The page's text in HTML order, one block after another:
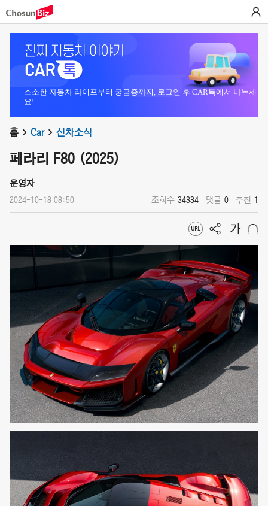
소소한 자동차 라이프부터 궁금증까지, 로그인 후 CAR톡에서 나누세
요!
홈 Car 신차소식
페라리 F80 (2025)
운영자
2024-10-18 08:50 조회수 34334 댓글 0 추천 1